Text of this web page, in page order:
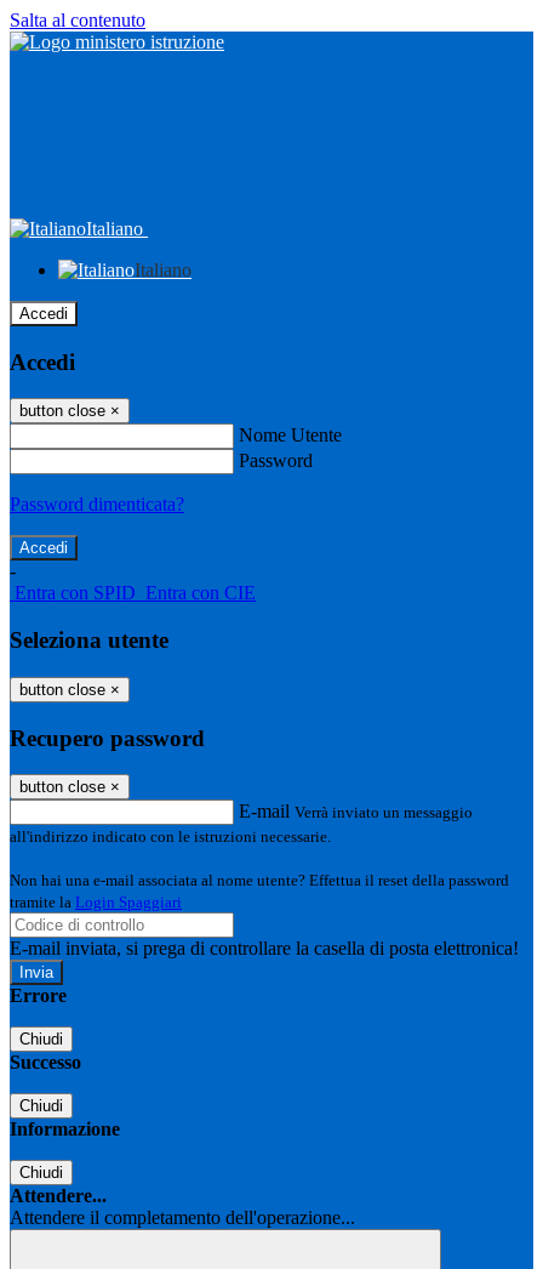
Salta al contenuto
Italiano
Italiano
Accedi
Accedi
button close ×
Nome Utente
Password
Password dimenticata?
-
Entra con SPID Entra con CIE
Seleziona utente
button close ×
Recupero password
button close ×
E-mail Verrà inviato un messaggio
all'indirizzo indicato con le istruzioni necessarie.
Non hai una e-mail associata al nome utente? Effettua il reset della password
tramite la Login Spaggiari
E-mail inviata, si prega di controllare la casella di posta elettronica!
Errore
Chiudi
Successo
Chiudi
Informazione
Chiudi
Attendere...
Attendere il completamento dell'operazione...